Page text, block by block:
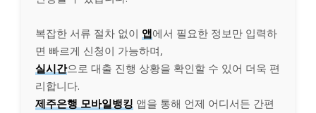
복잡한 서류 절차 없이 앱에서 필요한 정보만 입력하
면 빠르게 신청이 가능하며,
실시간으로 대출 진행 상황을 확인할 수 있어 더욱 편
리합니다.
제주은행 모바일뱅킹 앱을 통해 언제 어디서든 간편